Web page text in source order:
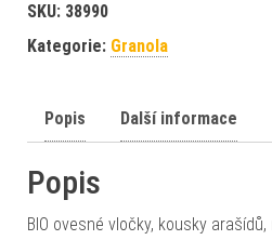
SKU: 38990
Kategorie: Granola
Popis Další informace
Popis
BIO ovesné vločky, kousky